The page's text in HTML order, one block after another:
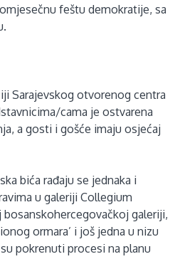
feštu demokratije, sa
Sarajevskog otvorenog centra
cama je ostvarena
a gosti i gošće imaju osjećaj
bića rađaju se jednaka i
u galeriji Collegium
galeriji,
ormara’ i još jedna u nizu
pokrenuti procesi na planu